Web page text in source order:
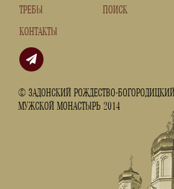
ТРЕБЫ
КОНТАКТЫ
© ЗАДОНСКИЙ РОЖДЕСТВО-БОГОРОДИЦКИЙ
МУЖСКОЙ МОНАСТЫРЬ 2014
ПОИСК